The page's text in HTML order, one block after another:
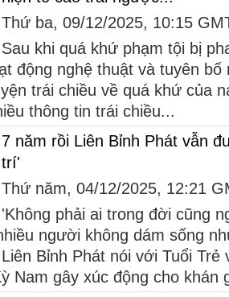
Thứ ba, 09/12/2025, 10:15
Sau khi quá khứ phạm tội bị
động nghệ thuật và tuyên
trái chiều về quá khứ của
thông tin trái chiều...
7 năm rồi Liên Bỉnh Phát vẫn
trí'
Thứ năm, 04/12/2025, 12:21
'Không phải ai trong đời cũng
người không dám sống
Bỉnh Phát nói với Tuổi Trẻ
Nam gây xúc động cho khán